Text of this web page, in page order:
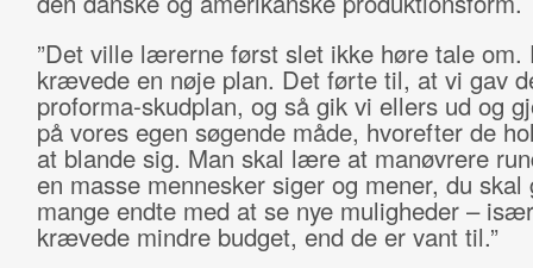
”Det ville lærerne først slet ikke høre tale om.
krævede en nøje plan. Det førte til, at vi gav
proforma-skudplan, og så gik vi ellers ud og
på vores egen søgende måde, hvorefter de
at blande sig. Man skal lære at manøvrere
en masse mennesker siger og mener, du skal
mange endte med at se nye muligheder –
krævede mindre budget, end de er vant til.”